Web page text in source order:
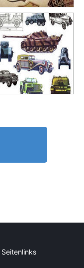
Seitenlinks